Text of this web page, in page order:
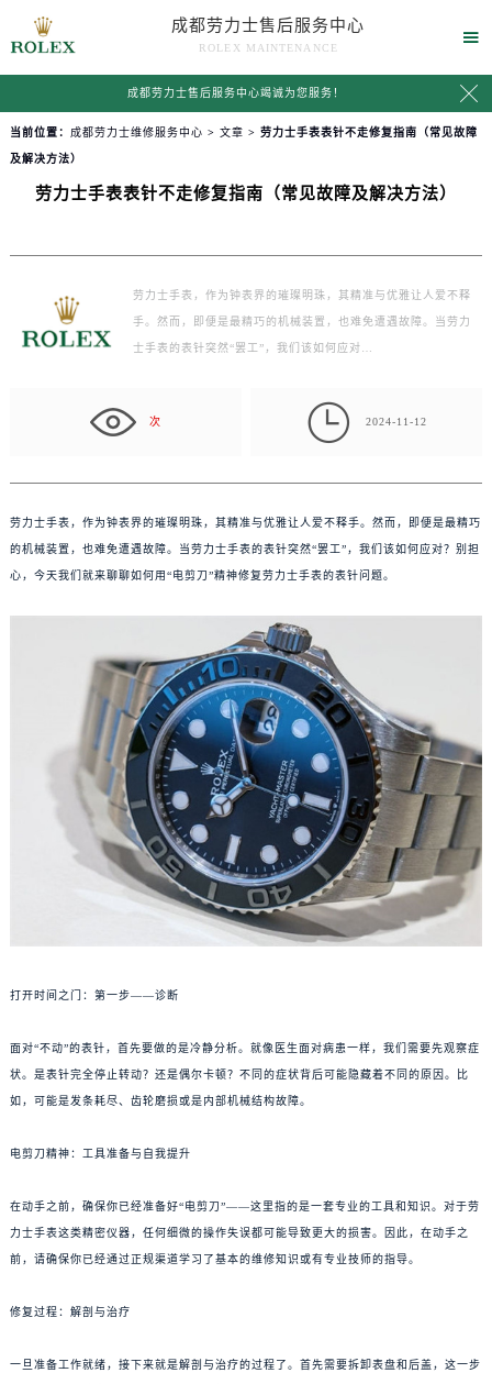
成都劳力士售后服务中心
ROLEX MAINTENANCE

成都劳力士售后服务中心竭诚为您服务！ 
当前位置： 成都劳力士维修服务中心 > 文章 > 劳力士手表表针不走修复指南（常见故障
及解决方法）
劳力士手表表针不走修复指南（常见故障及解决方法）
劳力士手表，作为钟表界的璀璨明珠，其精准与优雅让人爱不释
手。然而，即便是最精巧的机械装置，也难免遭遇故障。当劳力
士手表的表针突然“罢工”，我们该如何应对…
次  2024-11-12
劳力士手表，作为钟表界的璀璨明珠，其精准与优雅让人爱不释手。然而，即便是最精巧
的机械装置，也难免遭遇故障。当劳力士手表的表针突然“罢工”，我们该如何应对？别担
心，今天我们就来聊聊如何用“电剪刀”精神修复劳力士手表的表针问题。
打开时间之门：第一步——诊断
面对“不动”的表针，首先要做的是冷静分析。就像医生面对病患一样，我们需要先观察症
状。是表针完全停止转动？还是偶尔卡顿？不同的症状背后可能隐藏着不同的原因。比
如，可能是发条耗尽、齿轮磨损或是内部机械结构故障。
电剪刀精神：工具准备与自我提升
在动手之前，确保你已经准备好“电剪刀”——这里指的是一套专业的工具和知识。对于劳
力士手表这类精密仪器，任何细微的操作失误都可能导致更大的损害。因此，在动手之
前，请确保你已经通过正规渠道学习了基本的维修知识或有专业技师的指导。
修复过程：解剖与治疗
一旦准备工作就绪，接下来就是解剖与治疗的过程了。首先需要拆卸表盘和后盖，这一步